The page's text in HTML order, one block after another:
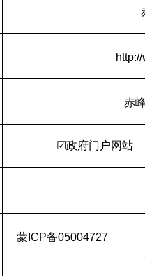
赤
☑政府门户
蒙ICP备05004727